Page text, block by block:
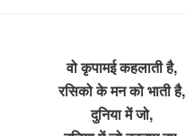
वो कृपामई कहलाती है,
रसिको के मन को भाती है,
दुनिया में जो,